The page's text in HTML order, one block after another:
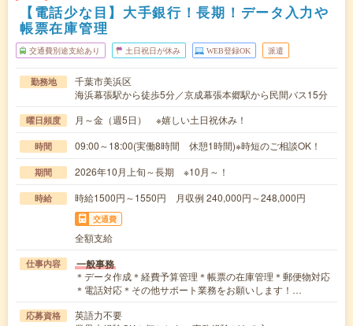
【電話少な目】大手銀行！長期！データ入力や
帳票在庫管理
交通費別途支給あり 土日祝日が休み WEB登録OK 派遣
勤務地
千葉市美浜区
海浜幕張駅から徒歩5分／京成幕張本郷駅から民間バス15分
曜日頻度 月～金（週5日） ※嬉しい土日祝休み！
時間 09:00～18:00(実働8時間 休憩1時間)※時短のご相談OK！
期間 2026年10月上旬～長期 ※10月～！
時給 時給1500円～1550円 月収例 240,000円～248,000円
交通費
全額支給
仕事内容 一般事務
＊データ作成＊経費予算管理＊帳票の在庫管理＊郵便物対応
＊電話対応＊その他サポート業務をお願いします！…
応募資格
英語力不要